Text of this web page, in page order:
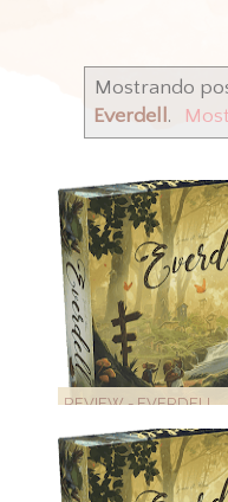
Mostrando
Everdell .
REVIEW - EVERDELL